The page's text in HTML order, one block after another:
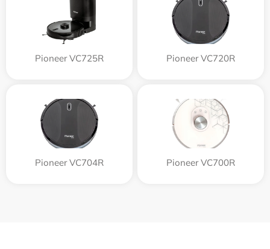
Pioneer VC725R Pioneer VC720R
Pioneer VC704R Pioneer VC700R